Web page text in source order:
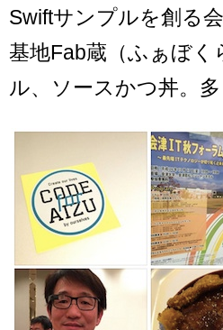
Swiftサンプルを創る
基地Fab蔵（ふぁぼ
ル、ソースかつ丼。